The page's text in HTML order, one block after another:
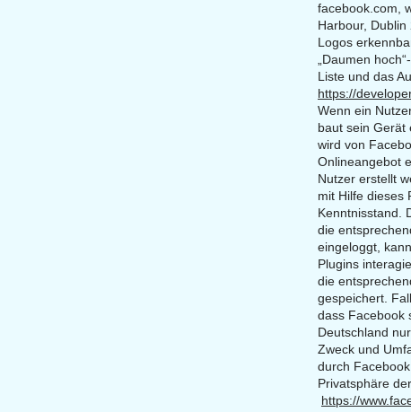
facebook.com,
Harbour,
Logos
„Daumen
Liste und das
https://
Wenn ein
baut sein Gerät
wird von
Onlineangebot
Nutzer erstellt
mit Hilfe dieses
Kenntnisstand.
die
eingeloggt,
Plugins
die
gespeichert.
dass Facebook
Deutschland
Zweck und
durch
Privatsphäre
https://